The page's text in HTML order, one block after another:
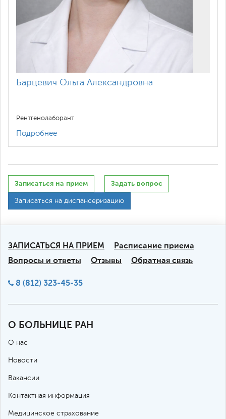
Барцевич Ольга Александровна
Рентгенолаборант
Подробнее
Записаться на прием Задать вопрос
Записаться на диспансеризацию
ЗАПИСАТЬСЯ НА ПРИЕМ
Расписание приема
Вопросы и ответы
Отзывы Обратная связь
8 (812) 323-45-35
О БОЛЬНИЦЕ РАН
О нас
Новости
Вакансии
Контактная информация
Медицинское страхование